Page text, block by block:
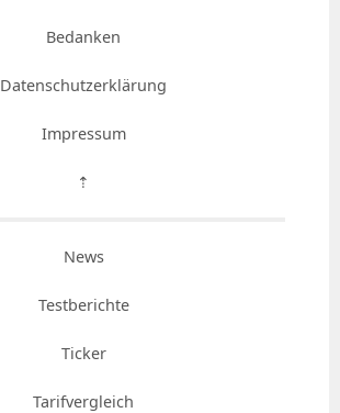
Bedanken
Datenschutzerklärung
Impressum
⇡
News
Testberichte
Ticker
Tarifvergleich